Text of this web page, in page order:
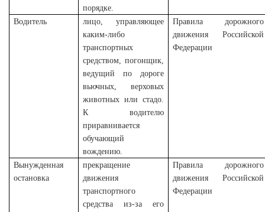
порядке.
Водитель
лицо, управляющее
каким-либо
транспортных
средством, погонщик,
ведущий по дороге
вьючных, верховых
животных или стадо.
К водителю
приравнивается
обучающий
вождению.
Правила дорожного
движения Российской
Федерации
Вынужденная
остановка
прекращение
движения
транспортного
средства из-за его
Правила дорожного
движения Российской
Федерации